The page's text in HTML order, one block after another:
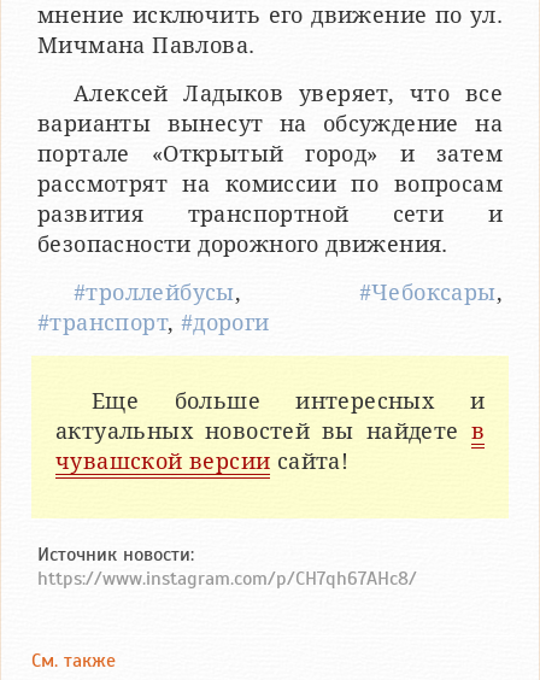
мнение исключить его движение по ул.
Мичмана Павлова.
Алексей Ладыков уверяет, что все
варианты вынесут на обсуждение на
портале «Открытый город» и затем
рассмотрят на комиссии по вопросам
развития транспортной сети и
безопасности дорожного движения.
#троллейбусы, #Чебоксары,
#транспорт, #дороги
Еще больше интересных и
актуальных новостей вы найдете в
чувашской версии сайта!
Источник новости:
https://www.instagram.com/p/CH7qh67AHc8/
См. также